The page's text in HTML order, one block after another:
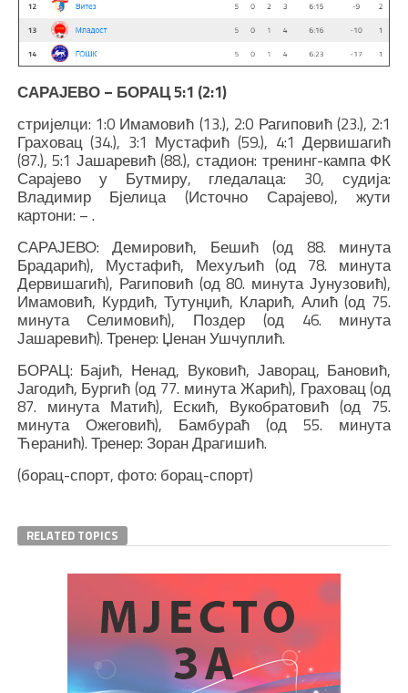
САРАЈЕВО – БОРАЦ 5:1 (2:1)
стријелци: 1:0 Имамовић (13.), 2:0 Рагиповић (23.), 2:1
Граховац (34.), 3:1 Мустафић (59.), 4:1 Дервишагић
(87.), 5:1 Јашаревић (88.), стадион: тренинг-кампа ФК
Сарајево у Бутмиру, гледалаца: 30, судија:
Владимир Бјелица (Источно Сарајево), жути
картони: – .
САРАЈЕВО: Демировић, Бешић (од 88. минута
Брадарић), Мустафић, Мехуљић (од 78. минута
Дервишагић), Рагиповић (од 80. минута Јунузовић),
Имамовић, Курдић, Тутунџић, Кларић, Алић (од 75.
минута Селимовић), Поздер (од 46. минута
Јашаревић). Тренер: Џенан Ушчуплић.
БОРАЦ: Бајић, Ненад, Вуковић, Јаворац, Бановић,
Јагодић, Бургић (од 77. минута Жарић), Граховац (од
87. минута Матић), Ескић, Вукобратовић (од 75.
минута Ожеговић), Бамбураћ (од 55. минута
Ћеранић). Тренер: Зоран Драгишић.
(борац-спорт, фото: борац-спорт)
RELATED TOPICS